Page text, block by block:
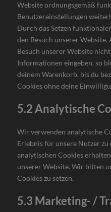
Website ordnungsgemäß
Benutzereinstellungen
Durch das Setzen
den Besuch unserer Website.
Besuch unserer Website
Informationen eingeben, so
deinem Warenkorb, bis du
Cookies ohne deine
5.2 Analytische
Wir verwenden analytische
Erlebnis für unsere Nutzer
analytischen Cookies
unserer Website. Wir bitten
Cookies zu setzen.
5.3 Marketing- /